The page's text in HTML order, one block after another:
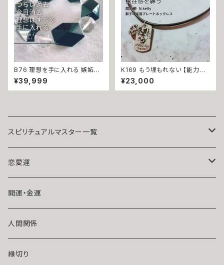
B76 理想を手に入れる 嫉妬や
不安を消し去る コンプレックス
除去 ツキを復活 オニキス ブレ
スレット 悪魔術師 べリアル メン
就
¥39,999
K169 もう埋もれない 【能力開
花 名声 財力 精神力 判断力】仕
事運を覚醒させる 獅子の威厳
と勝者のカリスマ コードチョー
メンズ ライオン プレート ドッグ
¥23,000
スピリチュアルマスター一覧
魔術師アリエル
悪魔術師べリアル
風水師さくら
魔術師恋雪
恋愛運
片思い
ライバルの居る恋（略奪したい）
年齢差のある恋（年上・年下）
開運・金運
人間関係
縁切り